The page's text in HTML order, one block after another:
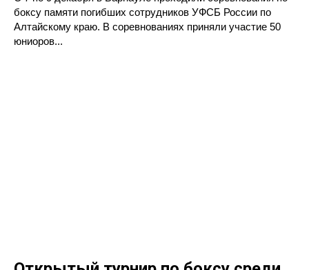
боксу памяти погибших сотрудников УФСБ России по
Алтайскому краю. В соревнованиях приняли участие 50
юниоров...